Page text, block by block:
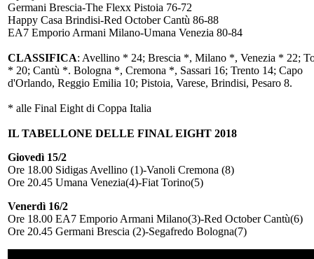
Germani Brescia-The Flexx Pistoia 76-72
Happy Casa Brindisi-Red October Cantù 86-88
EA7 Emporio Armani Milano-Umana Venezia 80-84
CLASSIFICA: Avellino * 24; Brescia *, Milano *, Venezia * 22;
* 20; Cantù *. Bologna *, Cremona *, Sassari 16; Trento 14; Capo
d'Orlando, Reggio Emilia 10; Pistoia, Varese, Brindisi, Pesaro 8.
* alle Final Eight di Coppa Italia
IL TABELLONE DELLE FINAL EIGHT 2018
Giovedì 15/2
Ore 18.00 Sidigas Avellino (1)-Vanoli Cremona (8)
Ore 20.45 Umana Venezia(4)-Fiat Torino(5)
Venerdì 16/2
Ore 18.00 EA7 Emporio Armani Milano(3)-Red October Cantù(6)
Ore 20.45 Germani Brescia (2)-Segafredo Bologna(7)